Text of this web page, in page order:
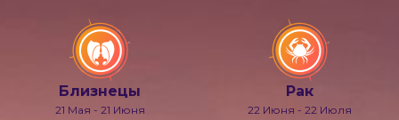
Близнецы
21 Мая - 21 Июня
Рак
22 Июня - 22 Июля